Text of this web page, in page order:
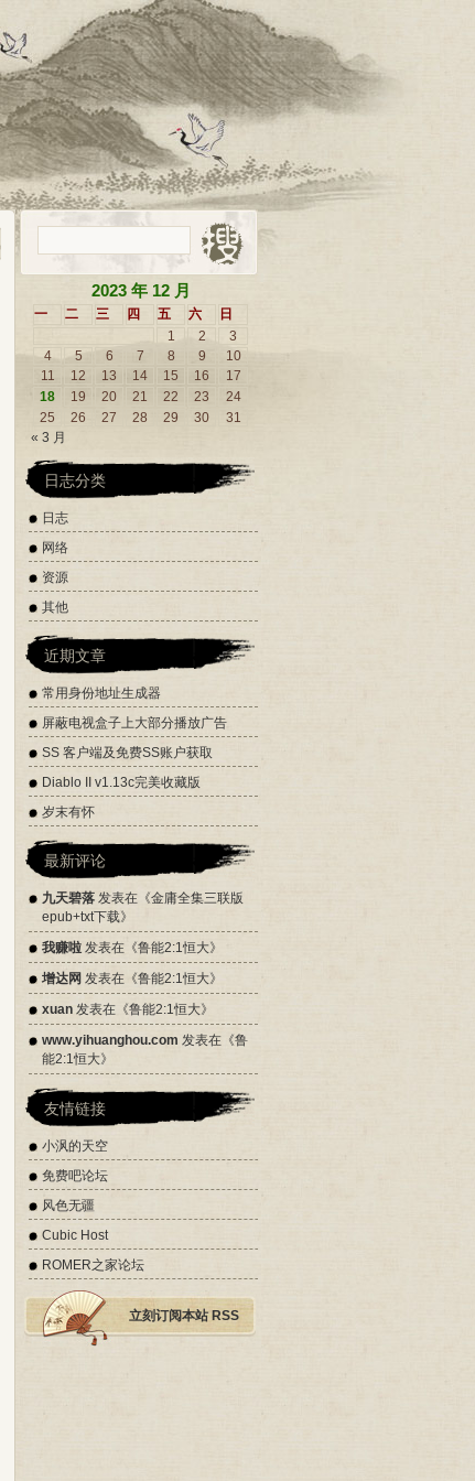
2023 年 12 月
一 二 三 四 五 六
日
1
2
3
4
5 6 7 8 9
10
11
12 13 14 15 16
17
18
19 20 21 22 23
24
25
26 27 28 29 30
31
« 3 月
日志分类
日志
网络
资源
其他
近期文章
常用身份地址生成器
屏蔽电视盒子上大部分播放广告
SS 客户端及免费SS账户获取
Diablo II v1.13c完美收藏版
岁末有怀
最新评论
九天碧落 发表在《金庸全集三联版
epub+txt下载》
我赚啦 发表在《鲁能2:1恒大》
增达网 发表在《鲁能2:1恒大》
xuan 发表在《鲁能2:1恒大》
www.yihuanghou.com 发表在《鲁
能2:1恒大》
友情链接
小沨的天空
免费吧论坛
风色无疆
Cubic Host
ROMER之家论坛
立刻订阅本站 RSS